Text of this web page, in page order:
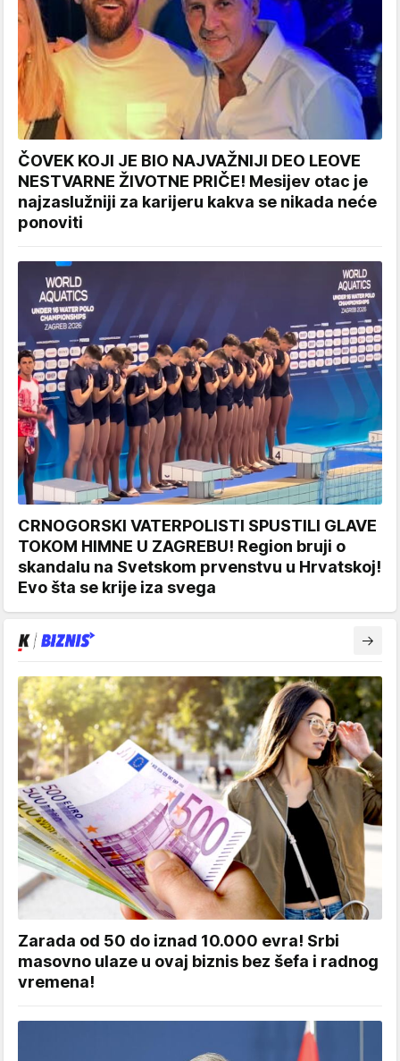
ČOVEK KOJI JE BIO NAJVAŽNIJI DEO LEOVE
NESTVARNE ŽIVOTNE PRIČE! Mesijev otac je
najzaslužniji za karijeru kakva se nikada neće
ponoviti
CRNOGORSKI VATERPOLISTI SPUSTILI GLAVE
TOKOM HIMNE U ZAGREBU! Region bruji o
skandalu na Svetskom prvenstvu u Hrvatskoj!
Evo šta se krije iza svega
Zarada od 50 do iznad 10.000 evra! Srbi
masovno ulaze u ovaj biznis bez šefa i radnog
vremena!